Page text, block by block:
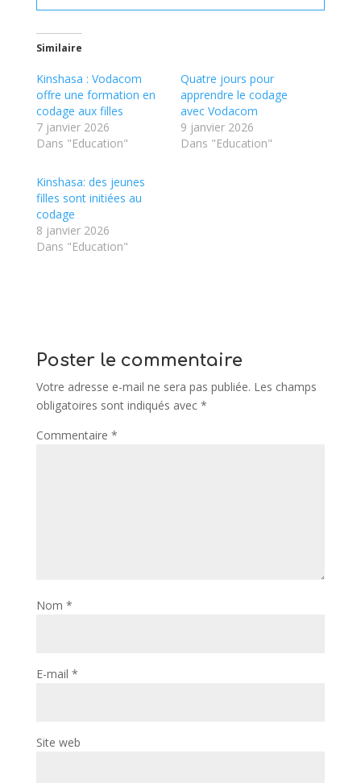
Similaire
Kinshasa : Vodacom
offre une formation en
codage aux filles
7 janvier 2026
Dans "Education"
Quatre jours pour
apprendre le codage
avec Vodacom
9 janvier 2026
Dans "Education"
Kinshasa: des jeunes
filles sont initiées au
codage
8 janvier 2026
Dans "Education"
Poster le commentaire
Votre adresse e-mail ne sera pas publiée. Les champs
obligatoires sont indiqués avec *
Commentaire *
Nom *
E-mail *
Site web